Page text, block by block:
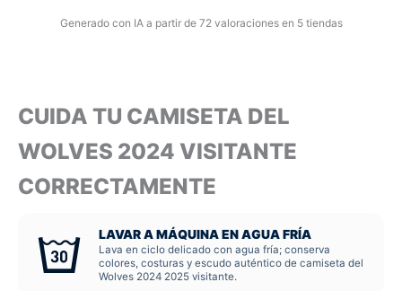
Generado con IA a partir de 72 valoraciones en 5 tiendas
CUIDA TU CAMISETA DEL
WOLVES 2024 VISITANTE
CORRECTAMENTE
LAVAR A MÁQUINA EN AGUA FRÍA
Lava en ciclo delicado con agua fría; conserva
colores, costuras y escudo auténtico de camiseta del
Wolves 2024 2025 visitante.